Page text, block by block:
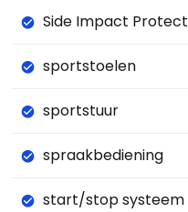
Side Impact
sportstoelen
sportstuur
spraakbediening
start/stop systeem